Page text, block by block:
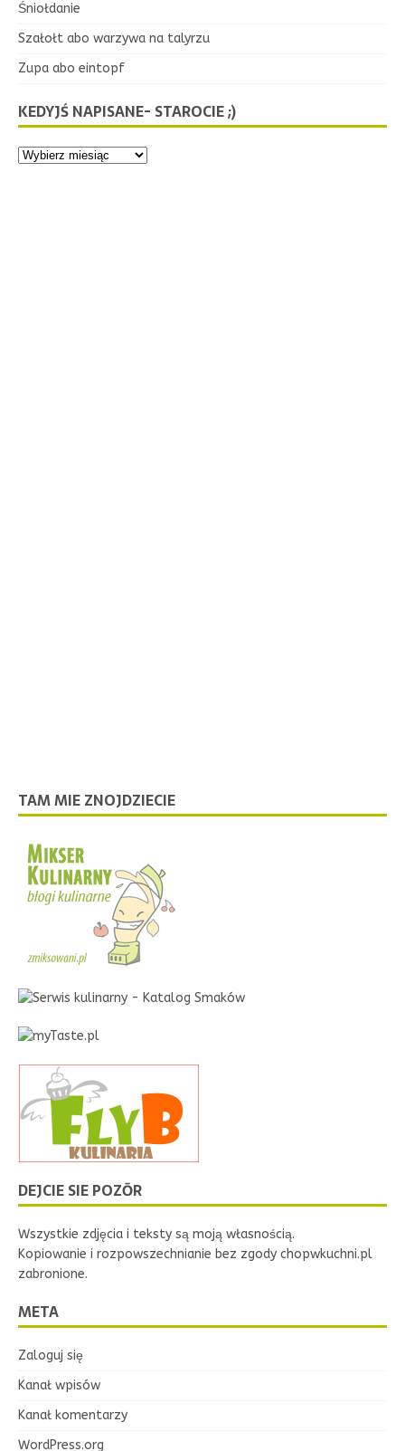
Śniołdanie
Szałołt abo warzywa na talyrzu
Zupa abo eintopf
KEDYJŚ NAPISANE- STAROCIE ;)
TAM MIE ZNOJDZIECIE
DEJCIE SIE POZŌR
Wszystkie zdjęcia i teksty są moją własnością.
Kopiowanie i rozpowszechnianie bez zgody chopwkuchni.pl
zabronione.
META
Zaloguj się
Kanał wpisów
Kanał komentarzy
WordPress.org